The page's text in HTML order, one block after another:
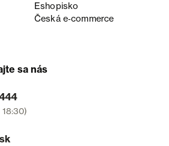
Eshopisko
Česká e‑commerce
sa nás